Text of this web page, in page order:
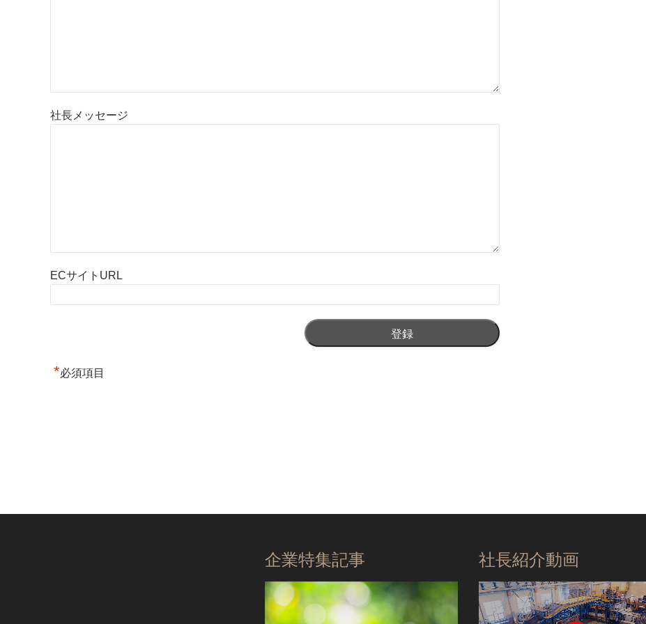
社長メッセージ
ECサイトURL
*必須項目
企業特集記事 社長紹介動画